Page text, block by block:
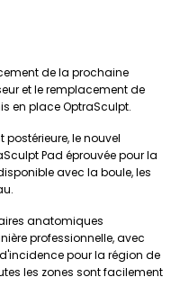
de la prochaine
et le remplacement de
en place OptraSculpt.
le nouvel
Pad éprouvée pour la
avec la boule, les
anatomiques
professionnelle, avec
pour la région de
les zones sont facilement